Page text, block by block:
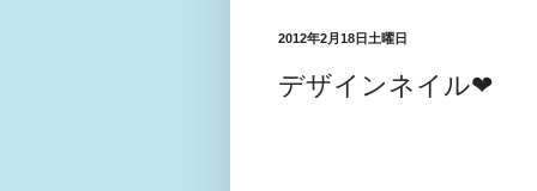
2012年2月18日土曜日
デザインネイル❤